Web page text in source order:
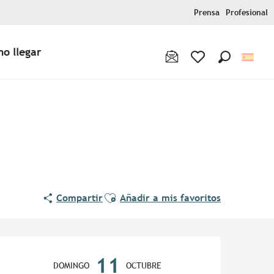
Prensa Profesional
llegar
CompartirAjouter aux favoris
Añadir a mis favoritos
DOMINGO 11 OCTUBRE